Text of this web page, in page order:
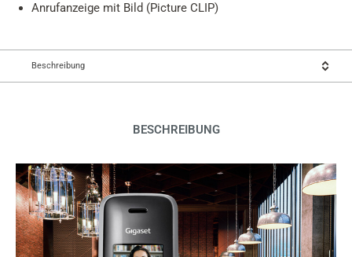
Anrufanzeige mit Bild (Picture CLIP)
Beschreibung
BESCHREIBUNG